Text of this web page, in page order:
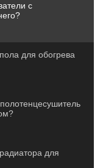
с
для обогрева
для